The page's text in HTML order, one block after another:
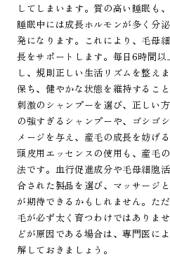
してしまいます。質の高い睡眠も
睡眠中には成長ホルモンが多く分
発になります。これにより、毛母
長をサポートします。毎日6時間
し、規則正しい生活リズムを整え
保ち、健やかな状態を維持するこ
刺激のシャンプーを選び、正しい
の強すぎるシャンプーや、ゴシゴ
メージを与え、産毛の成長を妨げ
頭皮用エッセンスの使用も、産毛
法です。血行促進成分や毛母細胞
合された製品を選び、マッサージ
が期待できるかもしれません。た
毛が必ず太く育つわけではありま
どが原因である場合は、専門医に
解しておきましょう。